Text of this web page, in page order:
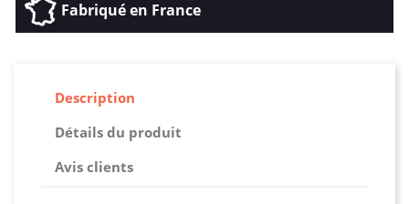
Fabriqué en France
Description
Détails du produit
Avis clients